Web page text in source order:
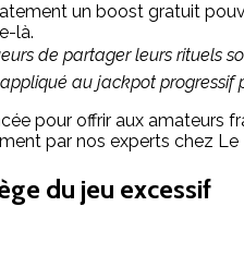
un boost gratuit
là.
de partager leurs rituels
au jackpot progressif
pour offrir aux amateurs
par nos experts chez Le
du jeu excessif